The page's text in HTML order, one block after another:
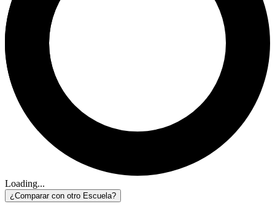
Loading...
¿Comparar con otro Escuela?